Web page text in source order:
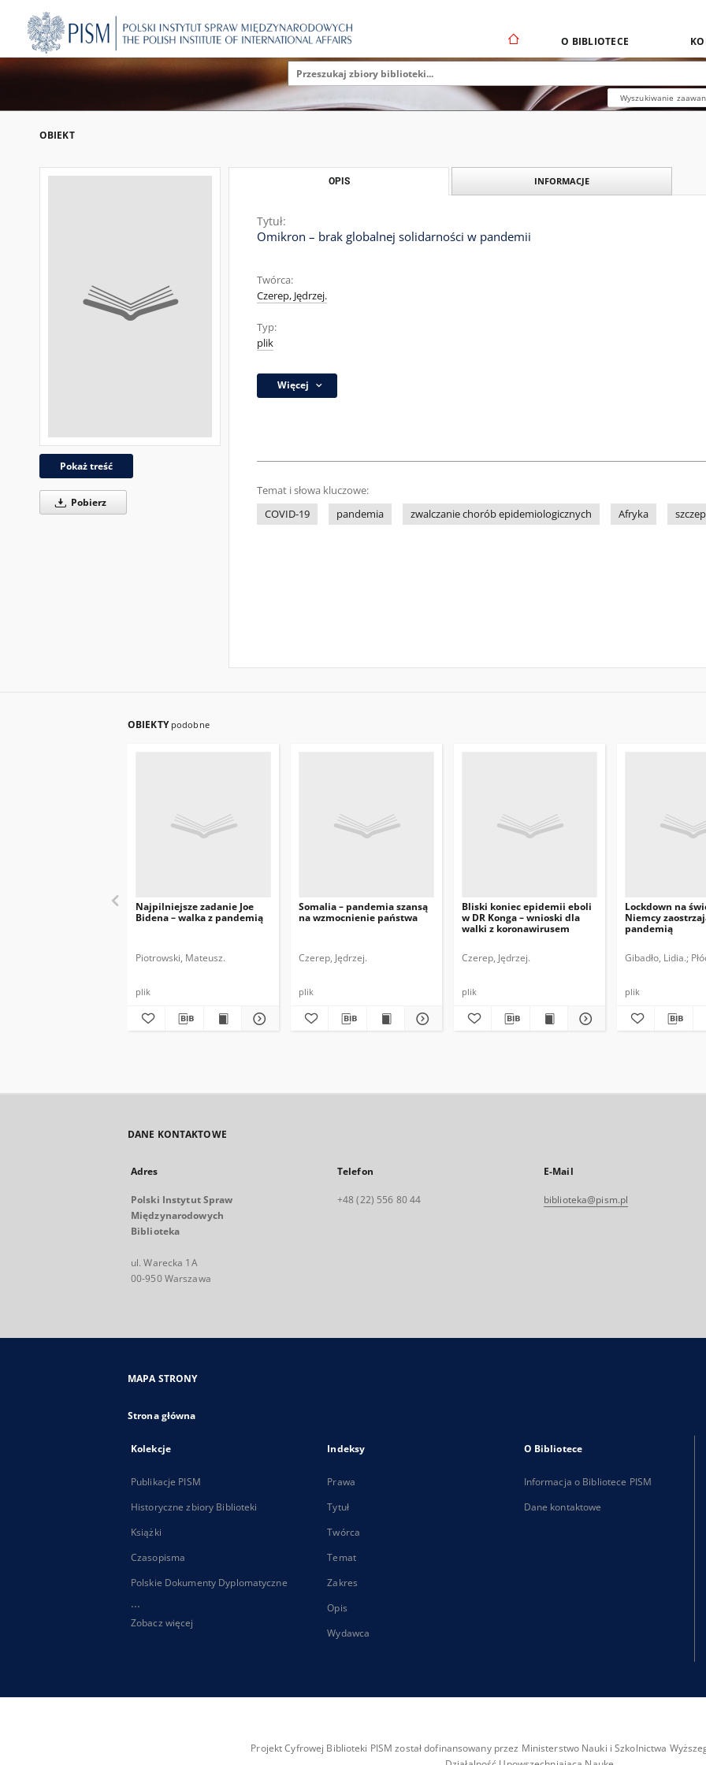
O BIBLIOTECE
Wyszukiwanie
OBIEKT
Pokaż treść
Pobierz
OPIS INFORMACJE
Tytuł:
Omikron – brak globalnej solidarności w pandemii
Twórca:
Czerep, Jędrzej.
Typ:
plik
Więcej
Temat i słowa kluczowe:
COVID-19
pandemia zwalczanie chorób epidemiologicznych Afryka
OBIEKTY podobne
Najpilniejsze zadanie Joe
Bidena – walka z pandemią
Piotrowski, Mateusz.
plik
Somalia – pandemia szansą
na wzmocnienie państwa
Czerep, Jędrzej.
plik
Bliski koniec epidemii eboli
w DR Konga – wnioski dla
walki z koronawirusem
Czerep, Jędrzej.
plik
Lockdown na
Niemcy
pandemią
Gibadło, Lidia.
plik
DANE KONTAKTOWE
Adres
Polski Instytut Spraw
Międzynarodowych
Biblioteka
ul. Warecka 1A
00-950 Warszawa
Telefon
+48 (22) 556 80 44
E-Mail
biblioteka@pism.pl
MAPA STRONY
Strona główna
Kolekcje
Publikacje PISM
Historyczne zbiory Biblioteki
Książki
Czasopisma
Polskie Dokumenty Dyplomatyczne
...
Zobacz więcej
Indeksy
Prawa
Tytuł
Twórca
Temat
Zakres
Opis
Wydawca
O Bibliotece
Informacja o Bibliotece PISM
Dane kontaktowe
Projekt Cyfrowej Biblioteki PISM został dofinansowany przez Ministerstwo Nauki i Szkolnictwa